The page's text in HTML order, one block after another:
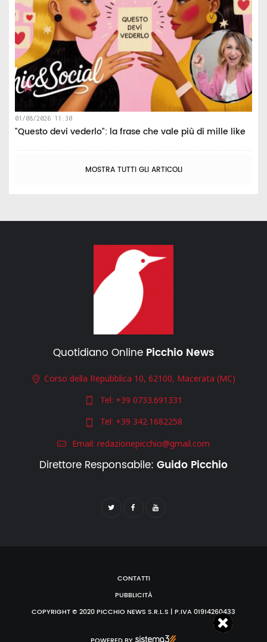
01/08/2026 11:30
"Questo devi vederlo": la frase che vale più di mille like
MOSTRA TUTTI GLI ARTICOLI
Quotidiano Online Picchio News
Corso della Repubblica 10, 62100, Macerata (MC)
Tel: +39 0733.691331
Tel: +39 342.1682258
Email: redazionepicchio@gmail.com
Direttore Responsabile: Guido Picchio
CONTATTI
PUBBLICITÀ
COPYRIGHT © 2020 PICCHIO NEWS S.R.L.S | P.IVA 01914260433